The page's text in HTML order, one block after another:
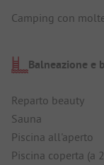
Camping con
Balneazione e
Reparto beauty
Sauna
Piscina all'aperto
Piscina coperta (a